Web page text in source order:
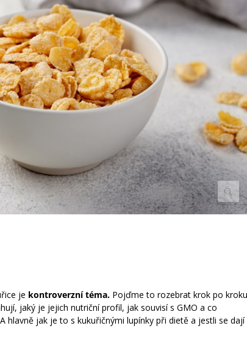
je kontroverzní téma. Pojďme to rozebrat krok po kroku
jaký je jejich nutriční profil, jak souvisí s GMO a co
hlavně jak je to s kukuřičnými lupínky při dietě a jestli se dají